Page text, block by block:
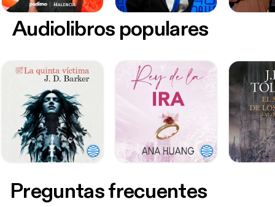
Audiolibros populares
Preguntas frecuentes